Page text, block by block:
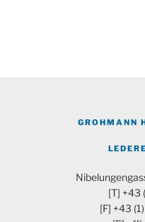
GROHMANN
[T] +43
[F] +43